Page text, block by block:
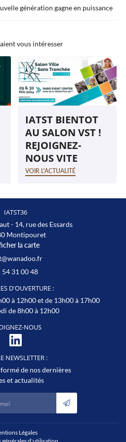
Inscription
REJOIGNEZ-
génération gagne en puissance
vous intéresser
IATST BIENTOT
AU SALON VST !
REJOIGNEZ-
NOUS VITE
VOIR L'ACTUALITÉ
IATST36
Corlay d’en Haut - 14, rue des Essards
Montipouret
la carte
54 31 00 48
D'OUVERTURE :
à 12h00 et de 13h00 à 17h00
de 8h00 à 12h00
NOUS
NEWSLETTER :
de nos dernières
et actualités
Légales